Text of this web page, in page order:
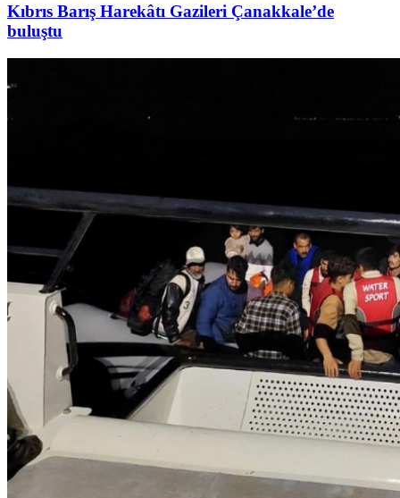
Kıbrıs Barış Harekâtı Gazileri Çanakkale’de
buluştu